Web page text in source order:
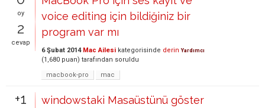
oy
2
cevap
voice editing için bildiğiniz bir
program var mı
6 Şubat 2014 Mac Ailesi kategorisinde derin Yardımcı
(1,680 puan) tarafından soruldu
macbook-pro
mac
+1
windowstaki Masaüstünü göster